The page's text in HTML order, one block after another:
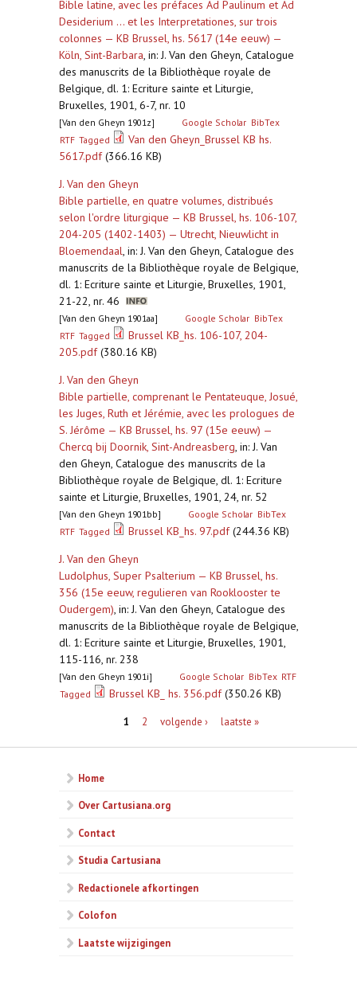
Bible latine, avec les préfaces Ad Paulinum et Ad
Desiderium ... et les Interpretationes, sur trois
colonnes — KB Brussel, hs. 5617 (14e eeuw) —
Köln, Sint-Barbara, in: J. Van den Gheyn, Catalogue
des manuscrits de la Bibliothèque royale de
Belgique, dl. 1: Ecriture sainte et Liturgie,
Bruxelles, 1901, 6-7, nr. 10
[Van den Gheyn 1901z] Google Scholar BibTex
RTF Tagged
Van den Gheyn_Brussel KB hs.
5617.pdf(366.16 KB)
J. Van den Gheyn
Bible partielle, en quatre volumes, distribués
selon l'ordre liturgique — KB Brussel, hs. 106-107,
204-205 (1402-1403) — Utrecht, Nieuwlicht in
Bloemendaal, in: J. Van den Gheyn, Catalogue des
manuscrits de la Bibliothèque royale de Belgique,
dl. 1: Ecriture sainte et Liturgie, Bruxelles, 1901,
21-22, nr. 46
[Van den Gheyn 1901aa] Google Scholar BibTex
RTF Tagged
Brussel KB_hs. 106-107, 204-
205.pdf(380.16 KB)
J. Van den Gheyn
Bible partielle, comprenant le Pentateuque, Josué,
les Juges, Ruth et Jérémie, avec les prologues de
S. Jérôme — KB Brussel, hs. 97 (15e eeuw) —
Chercq bij Doornik, Sint-Andreasberg, in: J. Van
den Gheyn, Catalogue des manuscrits de la
Bibliothèque royale de Belgique, dl. 1: Ecriture
sainte et Liturgie, Bruxelles, 1901, 24, nr. 52
[Van den Gheyn 1901bb] Google Scholar BibTex
RTF Tagged Brussel KB_hs. 97.pdf(244.36 KB)
J. Van den Gheyn
Ludolphus, Super Psalterium — KB Brussel, hs.
356 (15e eeuw, regulieren van Rooklooster te
Oudergem), in: J. Van den Gheyn, Catalogue des
manuscrits de la Bibliothèque royale de Belgique,
dl. 1: Ecriture sainte et Liturgie, Bruxelles, 1901,
115-116, nr. 238
[Van den Gheyn 1901i] Google Scholar BibTex RTF
Tagged
Brussel KB_ hs. 356.pdf(350.26 KB)
1 2 volgende › laatste »
Home
Over Cartusiana.org
Contact
Studia Cartusiana
Redactionele afkortingen
Colofon
Laatste wijzigingen